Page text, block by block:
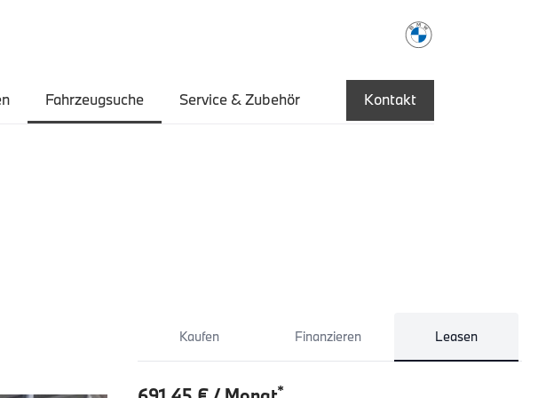
Fahrzeugsuche Service & Zubehör Kontakt
Kaufen Finanzieren Leasen
*